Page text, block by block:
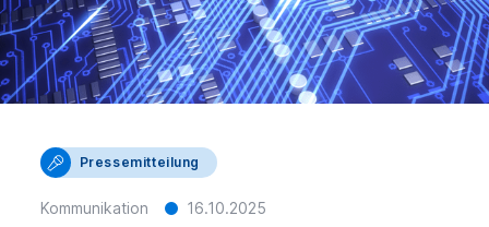
Pressemitteilung
Kommunikation 16.10.2025